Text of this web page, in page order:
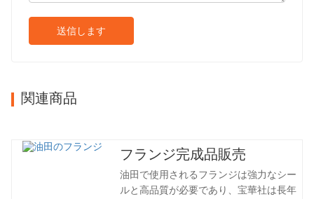
送信します
関連商品
フランジ完成品販売
油田で使用されるフランジは強力なシー
ルと高品質が必要であり、宝華社は長年